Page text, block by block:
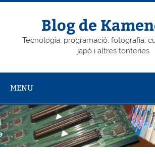
Skip
Blog de
Tecnologia, programació, fotografía,
japó i altres tonteries
MENU